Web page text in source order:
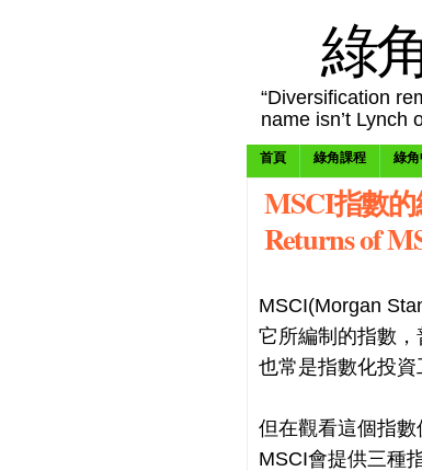
綠
“Diversification
name isn’t Lynch
首頁 綠角課程 綠
MSCI指數的
Returns of
MSCI(Morgan
它所編制的指數，
也常是指數化投資
但在觀看這個指數
MSCI會提供三種